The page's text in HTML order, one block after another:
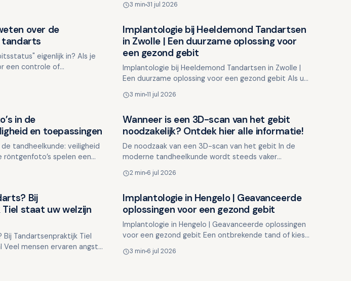
essentië…
3 min31 jul 2026
over de
tandarts
eigenlijk in? Als je
een controle of
Overig nieuws
Implantologie bij Heeldemond Tandartsen
in Zwolle | Een duurzame oplossing voor
een gezond gebit
Implantologie bij Heeldemond Tandartsen in Zwolle |
Een duurzame oplossing voor een gezond gebit Als u
dit…
3 min11 jul 2026
in de
en toepassingen
tandheelkunde: veiligheid
röntgenfoto’s spelen een
Overig nieuws
Wanneer is een 3D-scan van het gebit
noodzakelijk? Ontdek hier alle informatie!
De noodzaak van een 3D-scan van het gebit In de
moderne tandheelkunde wordt steeds vaker
scantechnologie om een gedetailleerd…
2 min 6 jul 2026
Bij
staat uw welzijn
Tandartsenpraktijk Tiel
mensen ervaren angst
Overig nieuws
Implantologie in Hengelo | Geavanceerde
oplossingen voor een gezond gebit
Implantologie in Hengelo | Geavanceerde oplossingen
voor een gezond gebit Een ontbrekende tand of kies
Het ka…
3 min 6 jul 2026